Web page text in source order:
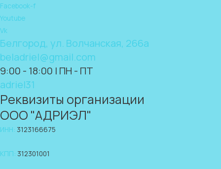
Facebook-f
Youtube
Vk
Белгород, ул. Волчанская, 266а
beladriel@gmail.com
9:00 - 18:00 | ПН - ПТ
adriel31
Реквизиты организации
ООО "АДРИЭЛ"
ИНН: 3123166675
КПП: 312301001